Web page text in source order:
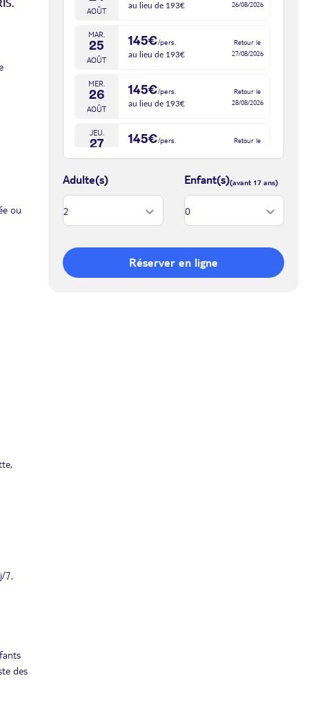
ou
7,
des
AOÛT
au lieu de 193€
26/08/2026
MAR.
25
AOÛT
145€/pers.
au lieu de 193€
Retour le
27/08/2026
MER.
26
AOÛT
145€/pers.
au lieu de 193€
Retour le
28/08/2026
JEU.
27
AOÛT
145€/pers.
Retour le
Adulte(s) Enfant(s)
Réserver en ligne